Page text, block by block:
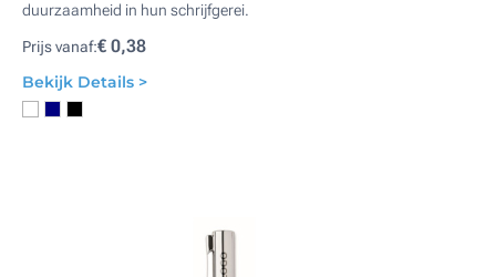
duurzaamheid in hun schrijfgerei.
Prijs vanaf:€ 0,38
Bekijk Details >